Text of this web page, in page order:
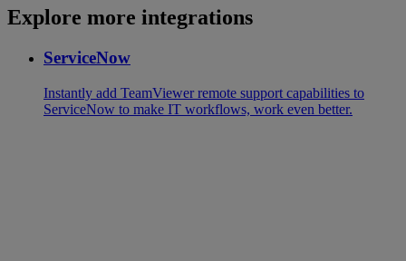
Explore more integrations
ServiceNow
Instantly add TeamViewer remote support capabilities to
ServiceNow to make IT workflows, work even better.